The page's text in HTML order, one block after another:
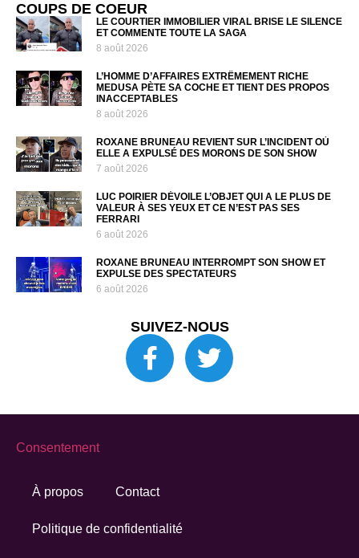
COUPS DE COEUR
LE COURTIER IMMOBILIER VIRAL BRISE LE SILENCE
ET COMMENTE TOUTE LA SAGA
8 août 2026
L’HOMME D’AFFAIRES EXTRÊMEMENT RICHE
MEDUSA PÈTE SA COCHE ET TIENT DES PROPOS
INACCEPTABLES
8 août 2026
ROXANE BRUNEAU REVIENT SUR L’INCIDENT OÙ
ELLE A EXPULSÉ DES MORONS DE SON SHOW
7 août 2026
LUC POIRIER DÉVOILE L’OBJET QUI A LE PLUS DE
VALEUR À SES YEUX ET CE N’EST PAS SES
FERRARI
6 août 2026
ROXANE BRUNEAU INTERROMPT SON SHOW ET
EXPULSE DES SPECTATEURS
6 août 2026
SUIVEZ-NOUS
À propos Contact
Politique de confidentialité
Consentement